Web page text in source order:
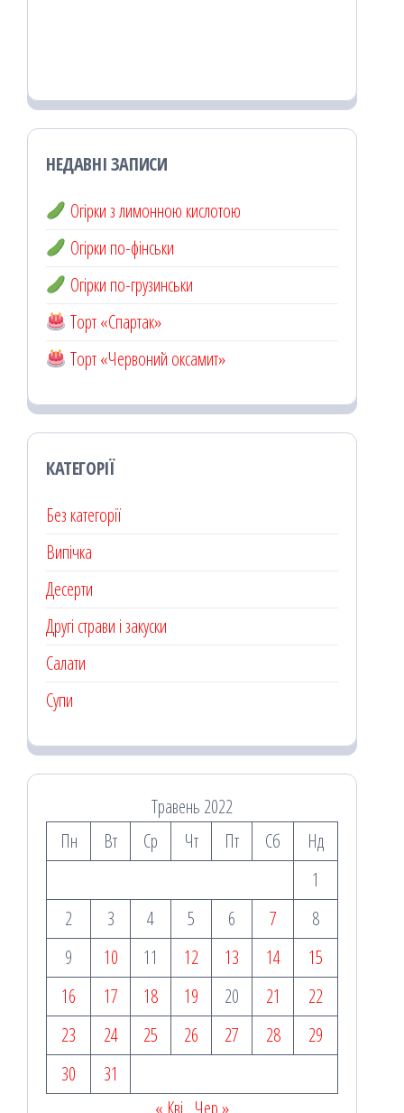
НЕДАВНІ ЗАПИСИ
Огірки з лимонною кислотою
Огірки по-фінськи
Огірки по-грузинськи
Торт «Спартак»
Торт «Червоний оксамит»
КАТЕГОРІЇ
Без категорії
Випічка
Десерти
Другі страви і закуски
Салати
Супи
Травень 2022
Пн
Вт Ср Чт Пт Сб
Нд
1
2
3 4 5 6 7
8
9
10 11 12 13 14
15
16
17 18 19 20 21
22
23
24 25 26 27 28
29
30
31
« Кві Чер »